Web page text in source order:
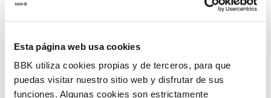
Esta página web usa cookies
BBK utiliza cookies propias y de terceros, para que
puedas visitar nuestro sitio web y disfrutar de sus
funciones. Algunas cookies son estrictamente